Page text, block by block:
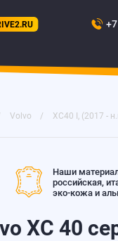
Volvo XC40 I, (2017 -
Наши
российская,
эко-кожа и
XC 40